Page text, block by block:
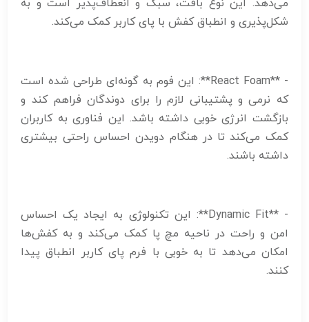
می‌دهد. این نوع بافت، سبک و انعطاف‌پذیر است و به
شکل‌پذیری و انطباق کفش با پای کاربر کمک می‌کند.
- **React Foam**: این فوم به گونه‌ای طراحی شده است
که نرمی و پشتیبانی لازم را برای دوندگان فراهم کند و
بازگشت انرژی خوبی داشته باشد. این فناوری به کاربران
کمک می‌کند تا در هنگام دویدن احساس راحتی بیشتری
داشته باشند.
- **Dynamic Fit**: این تکنولوژی به ایجاد یک احساس
امن و راحت در ناحیه مچ پا کمک می‌کند و به کفش‌ها
امکان می‌دهد تا به خوبی با فرم پای کاربر انطباق پیدا
کنند.